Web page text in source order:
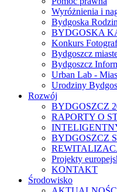
Wyróżnienia i
Bydgoska
BYDGOSKA
Konkurs
Bydgoszcz
Bydgoszcz
Urban Lab -
Urodziny
Rozwój
BYDGOSZCZ
RAPORTY O
BYDGOSZCZ
Projekty
KONTAKT
Środowisko